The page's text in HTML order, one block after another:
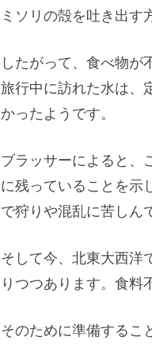
ミソリの殻を吐き出す
したがって、食べ物
旅行中に訪れた水は、
かったようです。
ブラッサーによると、
に残っていることを示
で狩りや混乱に苦しん
そして今、北東大西洋
りつつあります。食料
そのために準備するこ